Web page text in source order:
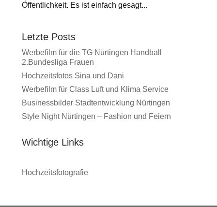
Öffentlichkeit. Es ist einfach gesagt...
Letzte Posts
Werbefilm für die TG Nürtingen Handball
2.Bundesliga Frauen
Hochzeitsfotos Sina und Dani
Werbefilm für Class Luft und Klima Service
Businessbilder Stadtentwicklung Nürtingen
Style Night Nürtingen – Fashion und Feiern
Wichtige Links
Hochzeitsfotografie